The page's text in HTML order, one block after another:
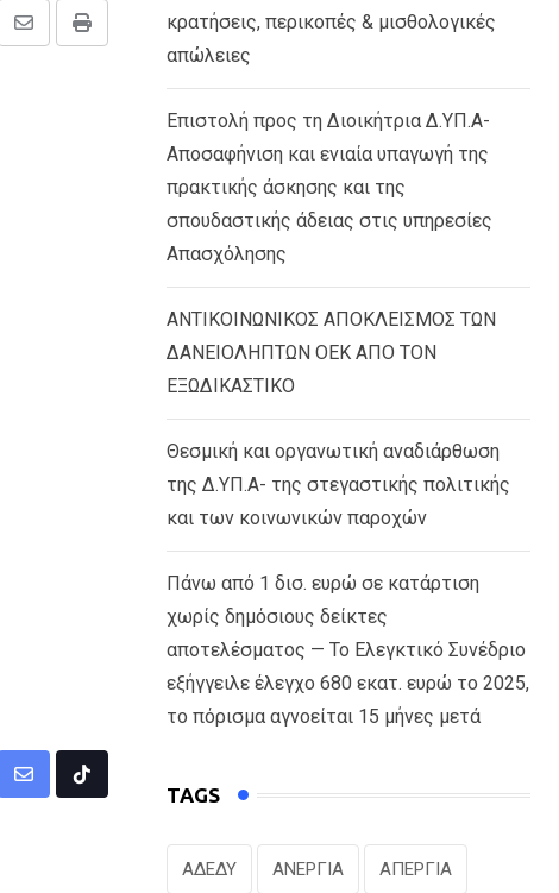
Print
Share
Share
Tiktok
κρατήσεις, περικοπές & μισθολογικές
απώλειες
Επιστολή προς τη Διοικήτρια Δ.ΥΠ.Α-
Αποσαφήνιση και ενιαία υπαγωγή της
πρακτικής άσκησης και της
σπουδαστικής άδειας στις υπηρεσίες
Απασχόλησης
ΑΝΤΙΚΟΙΝΩΝΙΚΟΣ ΑΠΟΚΛΕΙΣΜΟΣ ΤΩΝ
ΔΑΝΕΙΟΛΗΠΤΩΝ ΟΕΚ ΑΠΟ ΤΟΝ
ΕΞΩΔΙΚΑΣΤΙΚΟ
Θεσμική και οργανωτική αναδιάρθωση
της Δ.ΥΠ.Α- της στεγαστικής πολιτικής
και των κοινωνικών παροχών
Πάνω από 1 δισ. ευρώ σε κατάρτιση
χωρίς δημόσιους δείκτες
αποτελέσματος — Το Ελεγκτικό Συνέδριο
εξήγγειλε έλεγχο 680 εκατ. ευρώ το 2025,
το πόρισμα αγνοείται 15 μήνες μετά
TAGS
ΑΔΕΔΥ ΑΝΕΡΓΙΑ ΑΠΕΡΓΙΑ